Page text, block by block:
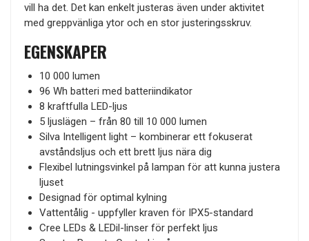
vill ha det. Det kan enkelt justeras även under aktivitet
med greppvänliga ytor och en stor justeringsskruv.
EGENSKAPER
10 000 lumen
96 Wh batteri med batteriindikator
8 kraftfulla LED-ljus
5 ljuslägen – från 80 till 10 000 lumen
Silva Intelligent light – kombinerar ett fokuserat
avståndsljus och ett brett ljus nära dig
Flexibel lutningsvinkel på lampan för att kunna justera
ljuset
Designad för optimal kylning
Vattentålig - uppfyller kraven för IPX5-standard
Cree LEDs & LEDil-linser för perfekt ljus